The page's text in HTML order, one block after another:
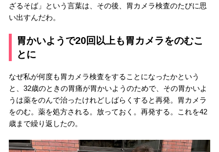
ざるそば」という言葉は、その後、胃カメラ検査のたびに思
い出すんだわ。
胃かいようで20回以上も胃カメラをのむこ
とに
なぜ私が何度も胃カメラ検査をすることになったかという
と、32歳のときの胃痛が胃かいようのためで、その胃かいよ
うは薬をのんで治ったけれどしばらくすると再発。胃カメラ
をのむ。薬を処方される。放っておく。再発する。これを42
歳まで繰り返したの。